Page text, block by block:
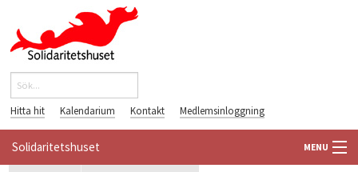
Hoppa till huvudinnehåll
Sökformulär
Hitta hit Kalendarium Kontakt Medlemsinloggning
Solidaritetshuset MENU